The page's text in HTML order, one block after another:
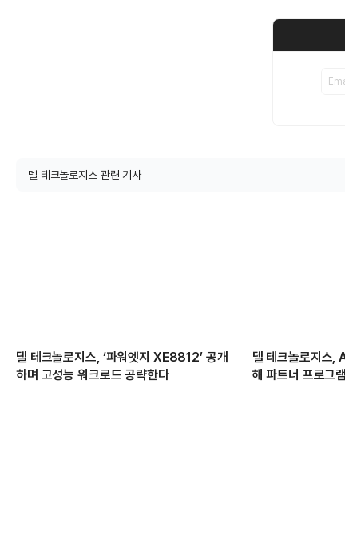
델 테크놀로지스 관련 기사
델 테크놀로지스, ‘파워엣지 XE8812’ 공개
하며 고성능 워크로드 공략한다
델 테크놀로지스,
해 파트너 프로그